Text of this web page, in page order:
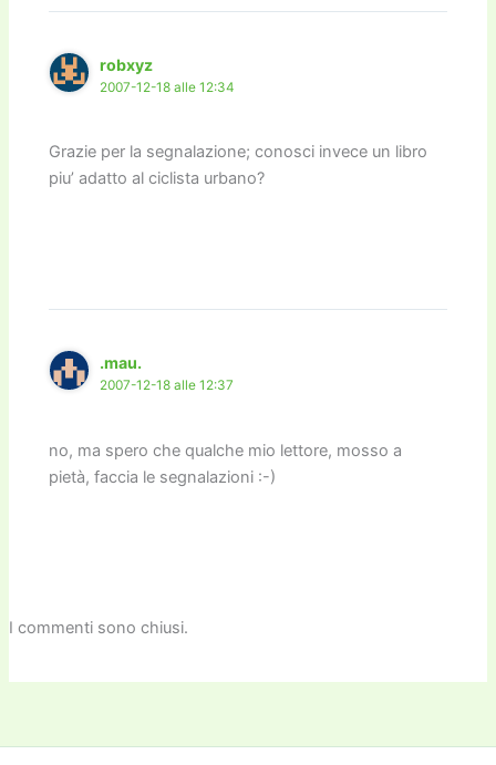
o
k
n
k
robxyz
2007-12-18 alle 12:34
Grazie per la segnalazione; conosci invece un libro
piu’ adatto al ciclista urbano?
.mau.
2007-12-18 alle 12:37
no, ma spero che qualche mio lettore, mosso a
pietà, faccia le segnalazioni :-)
I commenti sono chiusi.